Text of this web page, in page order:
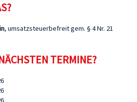
, umsatzsteuerbefreit gem. § 4 Nr. 21
TERMINE?